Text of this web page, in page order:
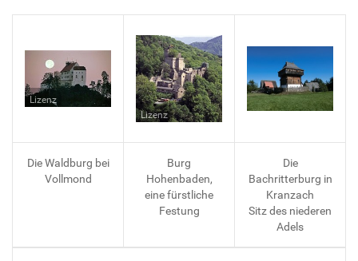
Lizenz
Lizenz
Die Waldburg bei
Vollmond
Burg
Hohenbaden,
eine fürstliche
Festung
Die
Bachritterburg in
Kranzach
Sitz des niederen
Adels